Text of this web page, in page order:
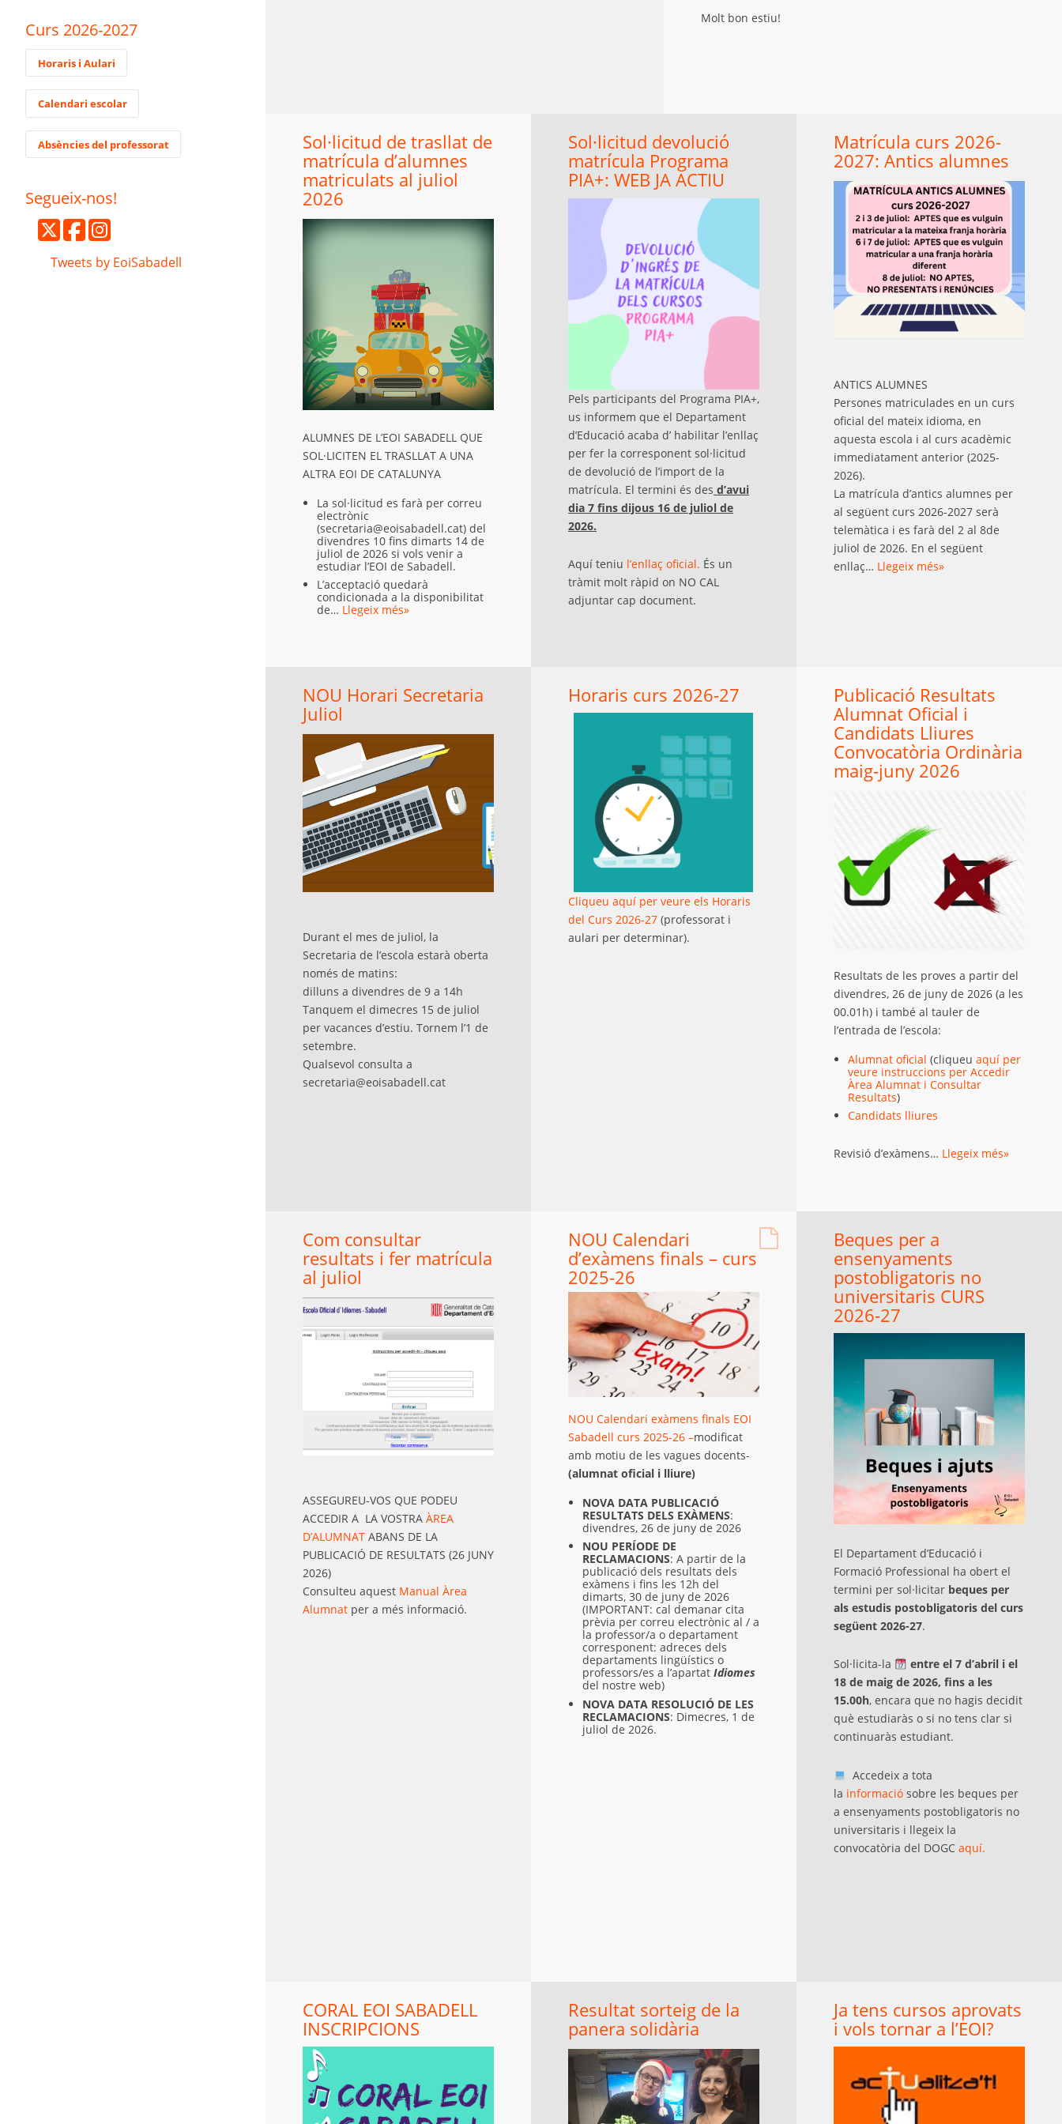
Molt bon estiu!
Sol·licitud de trasllat de
matrícula d’alumnes
matriculats al juliol
2026
ALUMNES DE L’EOI SABADELL QUE
SOL·LICITEN EL TRASLLAT A UNA
ALTRA EOI DE CATALUNYA
La sol·licitud es farà per correu
electrònic
(secretaria@eoisabadell.cat) del
divendres 10 fins dimarts 14 de
juliol de 2026 si vols venir a
estudiar l’EOI de Sabadell.
L’acceptació quedarà
condicionada a la disponibilitat
de… Llegeix més»
Sol·licitud devolució
matrícula Programa
PIA+: WEB JA ACTIU
Pels participants del Programa PIA+,
us informem que el Departament
d’Educació acaba d’ habilitar l’enllaç
per fer la corresponent sol·licitud
de devolució de l’import de la
matrícula. El termini és des d’avui
dia 7 fins dijous 16 de juliol de
2026.
Aquí teniu l’enllaç oficial. És un
tràmit molt ràpid on NO CAL
adjuntar cap document.
Matrícula curs 2026-
2027: Antics alumnes
ANTICS ALUMNES
Persones matriculades en un curs
oficial del mateix idioma, en
aquesta escola i al curs acadèmic
immediatament anterior (2025-
2026).
La matrícula d’antics alumnes per
al següent curs 2026-2027 serà
telemàtica i es farà del 2 al 8de
juliol de 2026. En el següent
enllaç… Llegeix més»
NOU Horari Secretaria
Juliol
Durant el mes de juliol, la
Secretaria de l’escola estarà oberta
només de matins:
dilluns a divendres de 9 a 14h
Tanquem el dimecres 15 de juliol
per vacances d’estiu. Tornem l’1 de
setembre.
Qualsevol consulta a
secretaria@eoisabadell.cat
Horaris curs 2026-27
Cliqueu aquí per veure els Horaris
del Curs 2026-27(professorat i
aulari per determinar).
Publicació Resultats
Alumnat Oficial i
Candidats Lliures
Convocatòria Ordinària
maig-juny 2026
Resultats de les proves a partir del
divendres, 26 de juny de 2026 (a les
00.01h) i també al tauler de
l’entrada de l’escola:
Alumnat oficial(cliqueuaquí per
veure instruccions per Accedir
Àrea Alumnat i Consultar
Resultats)
Candidats lliures
Revisió d’exàmens… Llegeix més»
Com consultar
resultats i fer matrícula
al juliol
ASSEGUREU-VOS QUE PODEU
ACCEDIR A LA VOSTRA ÀREA
D’ALUMNAT ABANS DE LA
PUBLICACIÓ DE RESULTATS (26 JUNY
2026)
Consulteu aquest Manual Àrea
Alumnat per a més informació.
NOU Calendari
d’exàmens finals – curs
2025-26
NOU Calendari exàmens finals EOI
Sabadell curs 2025-26 –modificat
amb motiu de les vagues docents-
(alumnat oficial i lliure)
NOVA DATA PUBLICACIÓ
RESULTATS DELS EXÀMENS:
divendres, 26 de juny de 2026
NOU PERÍODE DE
RECLAMACIONS: A partir de la
publicació dels resultats dels
exàmens i fins les 12h del
dimarts, 30 de juny de 2026
(IMPORTANT: cal demanar cita
prèvia per correu electrònic al / a
la professor/a o departament
corresponent: adreces dels
departaments lingüístics o
professors/es a l’apartat Idiomes
del nostre web)
NOVA DATA RESOLUCIÓ DE LES
RECLAMACIONS: Dimecres, 1 de
juliol de 2026.
Beques per a
ensenyaments
postobligatoris no
universitaris CURS
2026-27
El Departament d’Educació i
Formació Professional ha obert el
termini per sol·licitar beques per
als estudis postobligatoris del curs
següent 2026-27.
Sol·licita-la
entre el 7 d’abril i el
18 de maig de 2026, fins a les
15.00h, encara que no hagis decidit
què estudiaràs o si no tens clar si
continuaràs estudiant.
Accedeix a tota
la informaciósobre les beques per
a ensenyaments postobligatoris no
universitaris i llegeix la
convocatòria del DOGCaquí.
CORAL EOI SABADELL
INSCRIPCIONS
Resultat sorteig de la
panera solidària
Ja tens cursos aprovats
i vols tornar a l’EOI?
Curs 2026-2027
Horaris i Aulari
Calendari escolar
Absències del professorat
Segueix-nos!
Tweets by EoiSabadell